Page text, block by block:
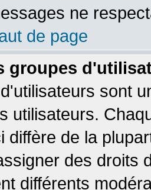
ne
de page
groupes
sont
utilisateurs.
diffère de la
des droits
différents